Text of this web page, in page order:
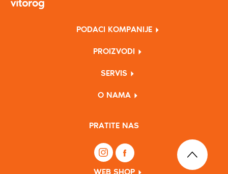
PODACI KOMPANIJE
PROIZVODI
SERVIS
O NAMA
PRATITE NAS